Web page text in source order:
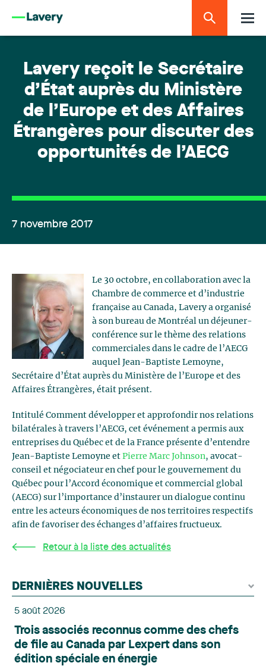
Lavery reçoit le Secrétaire
d’État auprès du Ministère
de l’Europe et des Affaires
Étrangères pour discuter des
opportunités de l’AECG
7 novembre 2017
Le 30 octobre, en collaboration avec la
Chambre de commerce et d’industrie
française au Canada, Lavery a organisé
à son bureau de Montréal un déjeuner-
conférence sur le thème des relations
commerciales dans le cadre de l’AECG
auquel Jean-Baptiste Lemoyne,
Secrétaire d’État auprès du Ministère de l’Europe et des
Affaires Étrangères, était présent.
Intitulé Comment développer et approfondir nos relations
bilatérales à travers l’AECG, cet événement a permis aux
entreprises du Québec et de la France présente d’entendre
Jean-Baptiste Lemoyne et Pierre Marc Johnson, avocat-
conseil et négociateur en chef pour le gouvernement du
Québec pour l’Accord économique et commercial global
(AECG) sur l’importance d’instaurer un dialogue continu
entre les acteurs économiques de nos territoires respectifs
afin de favoriser des échanges d’affaires fructueux.
Retour à la liste des actualités
DERNIÈRES NOUVELLES
5 août 2026
Trois associés reconnus comme des chefs
de file au Canada par Lexpert dans son
édition spéciale en énergie